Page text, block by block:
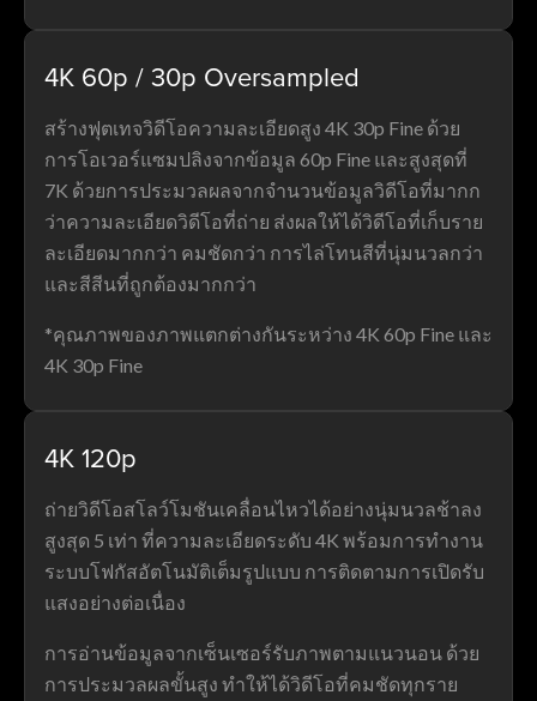
4K 60p / 30p Oversampled
สร้างฟุตเทจวิดีโอความละเอียดสูง 4K 30p Fine ด้วย
การโอเวอร์แซมปลิงจากข้อมูล 60p Fine และสูงสุดที่
7K ด้วยการประมวลผลจากจำนวนข้อมูลวิดีโอที่มากก
ว่าความละเอียดวิดีโอที่ถ่าย ส่งผลให้ได้วิดีโอที่เก็บราย
ละเอียดมากกว่า คมชัดกว่า การไล่โทนสีที่นุ่มนวลกว่า
และสีสีนที่ถูกต้องมากกว่า
*คุณภาพของภาพแตกต่างกันระหว่าง 4K 60p Fine และ
4K 30p Fine
4K 120p
ถ่ายวิดีโอสโลว์โมชันเคลื่อนไหวได้อย่างนุ่มนวลช้าลง
สูงสุด 5 เท่า ที่ความละเอียดระดับ 4K พร้อมการทำงาน
ระบบโฟกัสอัตโนมัติเต็มรูปแบบ การติดตามการเปิดรับ
แสงอย่างต่อเนื่อง
การอ่านข้อมูลจากเซ็นเซอร์รับภาพตามแนวนอน ด้วย
การประมวลผลขั้นสูง ทำให้ได้วิดีโอที่คมชัดทุกราย